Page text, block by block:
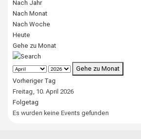
Nach Jahr
Nach Monat
Nach Woche
Heute
Gehe zu Monat
Gehe zu Monat
Vorheriger Tag
Freitag, 10. April 2026
Folgetag
Es wurden keine Events gefunden